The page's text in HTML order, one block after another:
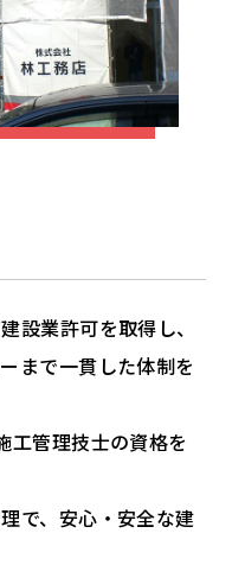
設業許可を取得し、
まで一貫した体制を
工管理技士の資格を
で、安心・安全な建